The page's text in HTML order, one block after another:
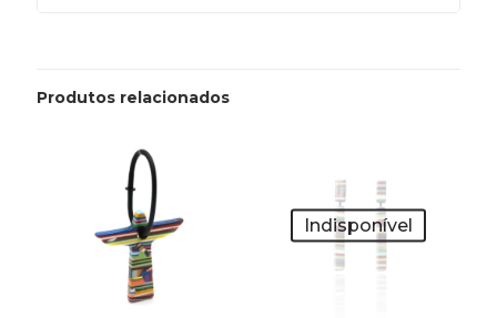
Produtos relacionados
Indisponível